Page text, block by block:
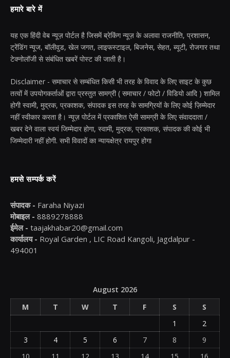
हमारे बारे में
यह एक हिंदी वेब न्यूज़ पोर्टल है जिसमें ब्रेकिंग न्यूज़ के अलावा राजनीति, प्रशासन,
ट्रेंडिंग न्यूज, बॉलीवुड, खेल जगत, लाइफस्टाइल, बिजनेस, सेहत, ब्यूटी, रोजगार तथा
टेक्नोलॉजी से संबंधित खबरें पोस्ट की जाती है।
Disclaimer - समाचार से सम्बंधित किसी भी तरह के विवाद के लिए साइट के कुछ
तत्वों में उपयोगकर्ताओं द्वारा प्रस्तुत सामग्री ( समाचार / फोटो / विडियो आदि ) शामिल
होगी स्वामी, मुद्रक, प्रकाशक, संपादक इस तरह के सामग्रियों के लिए कोई ज़िम्मेदार
नहीं स्वीकार करता है। न्यूज़ पोर्टल में प्रकाशित ऐसी सामग्री के लिए संवाददाता /
खबर देने वाला स्वयं जिम्मेदार होगा, स्वामी, मुद्रक, प्रकाशक, संपादक की कोई भी
जिम्मेदारी नहीं होगी. सभी विवादों का न्यायक्षेत्र रायपुर होगा
हमसे सम्पर्क करें
संपादक - Faraha Niyazi
मोबाइल - 8889278888
ईमेल - taajakhabar20@gmail.com
कार्यालय - Royal Garden , LIC Road Kangoli, Jagdalpur -
494001
August 2026
M
T W T F S
S
1
2
3
4 5 6 7 8
9